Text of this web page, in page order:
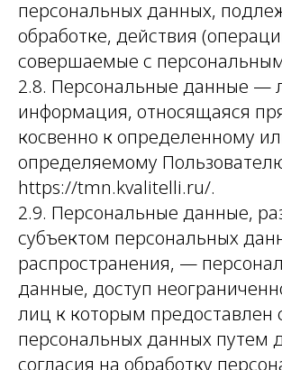
персональных данных,
обработке, действия
совершаемые с
2.8. Персональные данные —
информация, относящаяся
косвенно к определенному
определяемому
https://tmn.kvalitelli.ru/.
2.9. Персональные данные,
субъектом персональных
распространения, —
данные, доступ
лиц к которым предоставлен
персональных данных путем
согласия на обработку